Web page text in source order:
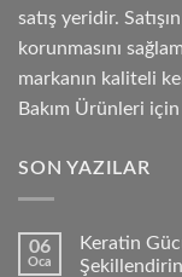
satış yeridir.
korunmasını
markanın kaliteli
Bakım Ürünleri
SON YAZILAR
06
Oca
Keratin
Şekillendirin